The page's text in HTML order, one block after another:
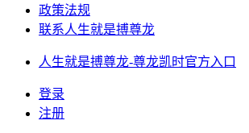
政策法规
联系人生就是搏尊龙
人生就是搏尊龙-尊龙凯时官方入口
登录
注册